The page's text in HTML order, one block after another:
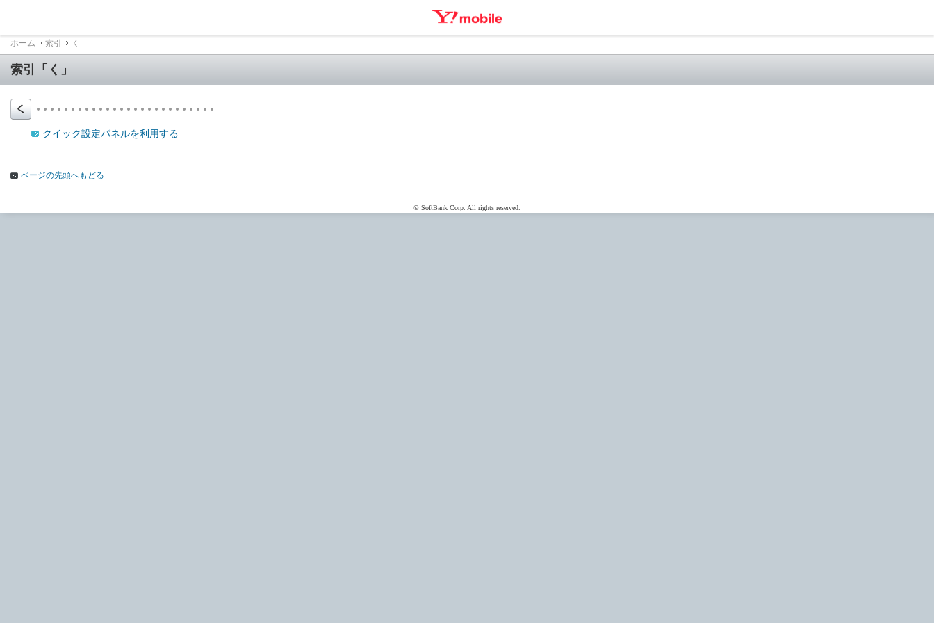
ホーム 索引 く
索引「く」
クイック設定パネルを利用する
ページの先頭へもどる
© SoftBank Corp. All rights reserved.